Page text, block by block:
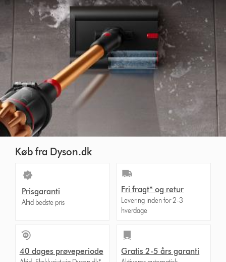
Køb fra Dyson.dk
Prisgaranti
Altid bedste pris
Fri fragt* og retur
Levering inden for 2-3
hverdage
40 dages prøveperiode Gratis 2-5 års garanti